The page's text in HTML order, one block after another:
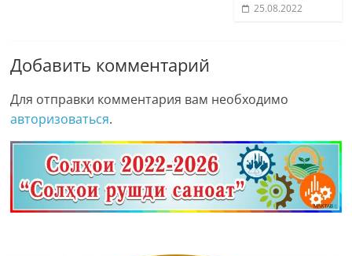
25.08.2022
Добавить комментарий
Для отправки комментария вам необходимо
авторизоваться.